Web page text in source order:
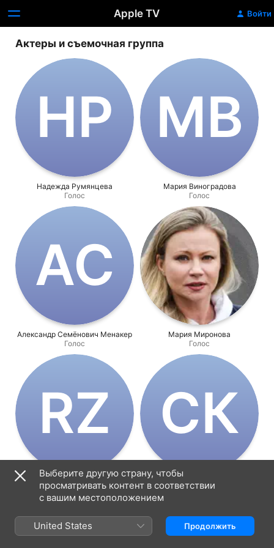
Apple TV Войти
Актеры и съемочная группа
Н‌Р
Надежда Румянцева
Голос
М‌В
Мария Виноградова
Голос
А‌С
Александр Семёнович Менакер
Голос
Мария Миронова
Голос
R‌Z
Rina Zelyonaya
Голос
С‌К
Смирнова, Кира Петровна
Голос
Выберите другую страну, чтобы
просматривать контент в соответствии
с вашим местоположением
United States Продолжить